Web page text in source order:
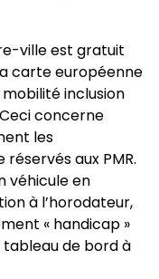
ville est gratuit
carte européenne
inclusion
concerne
les
aux PMR.
véhicule en
à l’horodateur,
« handicap »
de bord à